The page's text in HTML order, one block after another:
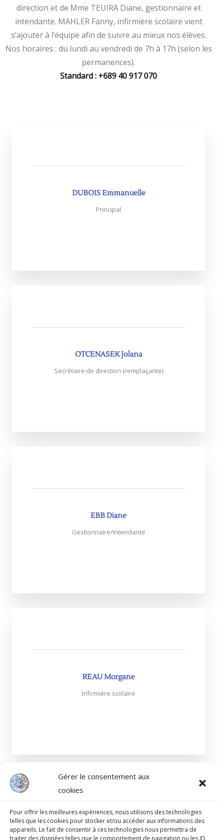
Gérer le consentement aux
cookies
Pour offrir les meilleures expériences, nous utilisons des technologies
telles que les cookies pour stocker et/ou accéder aux informations des
appareils. Le fait de consentir à ces technologies nous permettra de
traiter des données telles que le comportement de navigation ou les ID
direction et de Mme TEUIRA Diane, gestionnaire et
intendante. MAHLER Fanny, infirmière scolaire vient
s’ajouter à l’équipe afin de suivre au mieux nos élèves.
Nos horaires : du lundi au vendredi de 7h à 17h (selon les
permanences).
Standard : +689 40 917 070
DUBOIS Emmanuelle
Principal
OTCENASEK Jolana
Secrétaire de direction (remplaçante)
EBB Diane
Gestionnaire/Intendante
REAU Morgane
Infirmière scolaire